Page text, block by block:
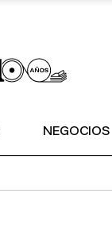
NEGOCIOS